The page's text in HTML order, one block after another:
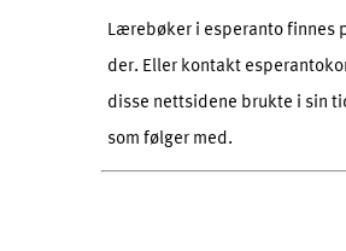
Lærebøker i esperanto finnes
der. Eller kontakt
disse nettsidene brukte i sin
som følger med.